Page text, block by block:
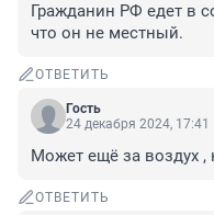
Гражданин РФ едет в
что он не местный.
ОТВЕТИТЬ
Гость
24 декабря 2024, 17:41
Может ещё за воздух
ОТВЕТИТЬ